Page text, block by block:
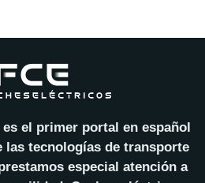
el primer portal en español
las tecnologías de transporte
especial atención a